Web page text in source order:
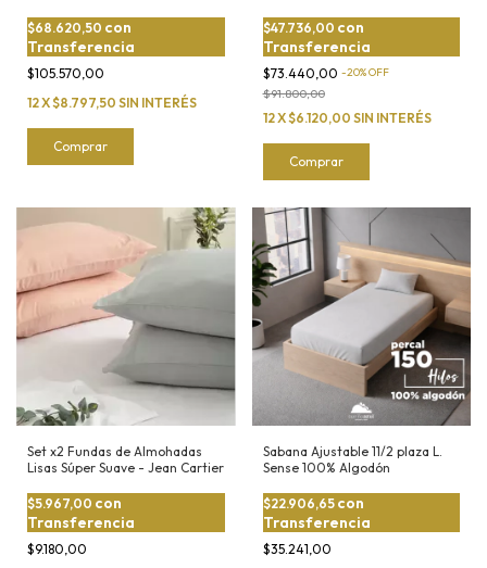
$105.570,00
$68.620,50 con
Transferencia
12X$8.797,50 SIN INTERÉS
Comprar
$73.440,00 -20%OFF
$91.800,00
$47.736,00 con
Transferencia
12X$6.120,00 SIN INTERÉS
Comprar
Set x2 Fundas de Almohadas
Lisas Súper Suave - Jean Cartier
$9.180,00
$5.967,00 con
Transferencia
Sabana Ajustable 11/2 plaza L.
Sense 100% Algodón
$35.241,00
$22.906,65 con
Transferencia